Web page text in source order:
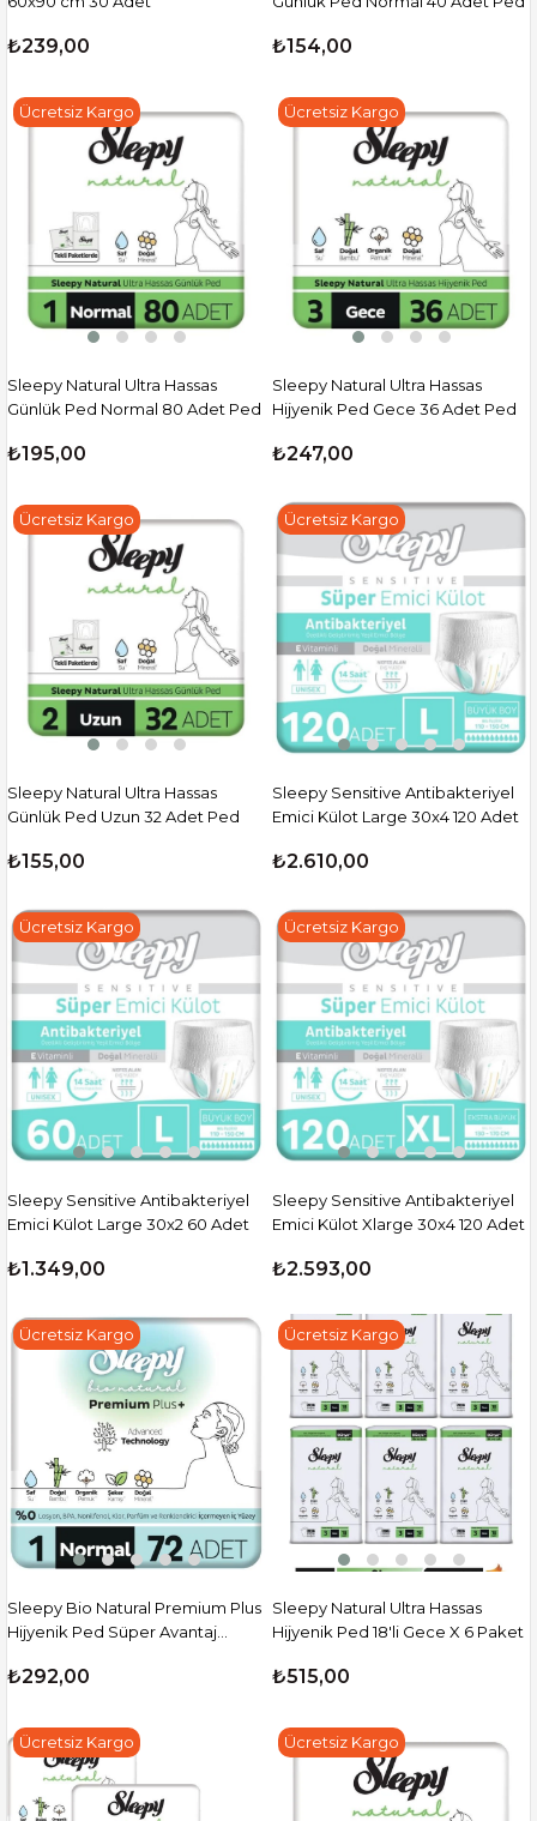
₺239,00 ₺154,00
Sleepy Natural Ultra Hassas
Günlük Ped Normal 80 Adet Ped
₺195,00
Ücretsiz Kargo
Sleepy Natural Ultra Hassas
Hijyenik Ped Gece 36 Adet Ped
₺247,00
Ücretsiz Kargo
Sleepy Natural Ultra Hassas
Günlük Ped Uzun 32 Adet Ped
₺155,00
Ücretsiz Kargo
Sleepy Sensitive Antibakteriyel
Emici Külot Large 30x4 120 Adet
₺2.610,00
Ücretsiz Kargo
Sleepy Sensitive Antibakteriyel
Emici Külot Large 30x2 60 Adet
₺1.349,00
Ücretsiz Kargo
Sleepy Sensitive Antibakteriyel
Emici Külot Xlarge 30x4 120 Adet
₺2.593,00
Ücretsiz Kargo
Sleepy Bio Natural Premium Plus
Hijyenik Ped Süper Avantaj
₺292,00
Ücretsiz Kargo
Sleepy Natural Ultra Hassas
Hijyenik Ped 18'li Gece X 6 Paket
₺515,00
Ücretsiz Kargo
Ücretsiz Kargo Ücretsiz Kargo